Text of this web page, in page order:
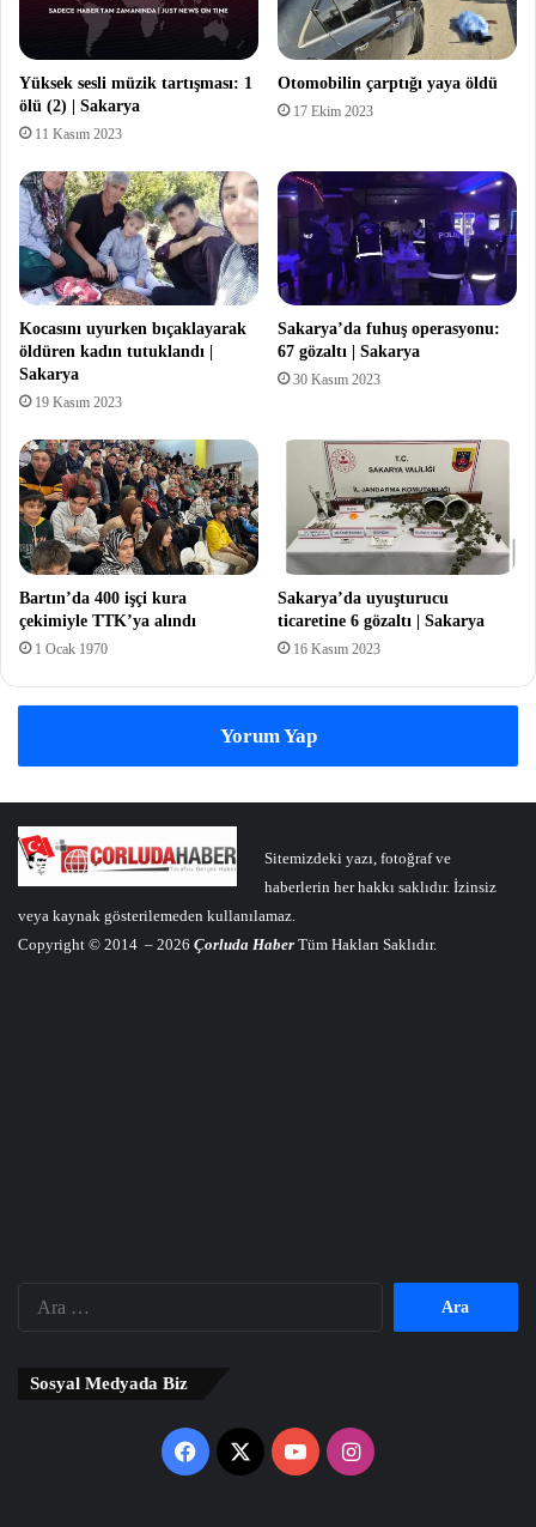
Yüksek sesli müzik tartışması: 1
ölü (2) | Sakarya
11 Kasım 2023
Otomobilin çarptığı yaya öldü
17 Ekim 2023
Kocasını uyurken bıçaklayarak
öldüren kadın tutuklandı |
Sakarya
19 Kasım 2023
Sakarya’da fuhuş operasyonu:
67 gözaltı | Sakarya
30 Kasım 2023
Bartın’da 400 işçi kura
çekimiyle TTK’ya alındı
1 Ocak 1970
Sakarya’da uyuşturucu
ticaretine 6 gözaltı | Sakarya
16 Kasım 2023
Yorum Yap
Sitemizdeki yazı, fotoğraf ve
haberlerin her hakkı saklıdır. İzinsiz
veya kaynak gösterilemeden kullanılamaz.
Copyright © 2014 – 2026 Çorluda Haber Tüm Hakları Saklıdır.
Sosyal Medyada Biz
Facebook
X YouTubeInstagram